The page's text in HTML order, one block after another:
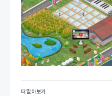
더 알아보기